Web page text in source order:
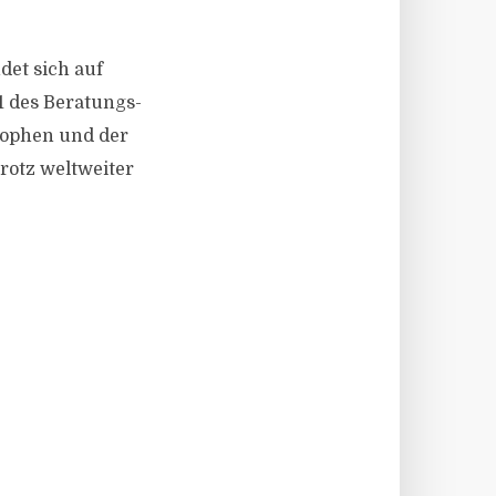
sich auf
des Beratungs-
und der
weltweiter